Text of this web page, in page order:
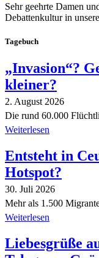
Sehr geehrte Damen
Debattenkultur in
Tagebuch
„Invasion“?
kleiner?
2. August 2026
Die rund 60.000
Weiterlesen
Entsteht in
Hotspot?
30. Juli 2026
Mehr als 1.500
Weiterlesen
Liebesgrüße